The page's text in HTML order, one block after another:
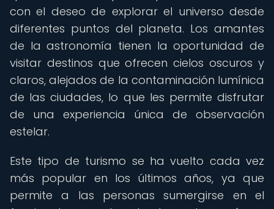
con el deseo de explorar el universo desde
diferentes puntos del planeta. Los amantes
de la astronomía tienen la oportunidad de
visitar destinos que ofrecen cielos oscuros y
claros, alejados de la contaminación lumínica
de las ciudades, lo que les permite disfrutar
de una experiencia única de observación
estelar.
Este tipo de turismo se ha vuelto cada vez
más popular en los últimos años, ya que
permite a las personas sumergirse en el